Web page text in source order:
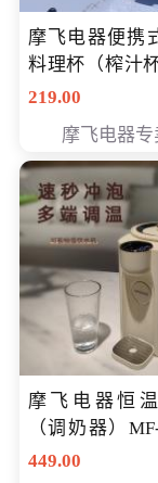
摩飞电器便携
料理杯（榨汁杯）
专享价118元
219.00
摩飞电器专
摩飞电器恒
（调奶器）
专享价366元
449.00